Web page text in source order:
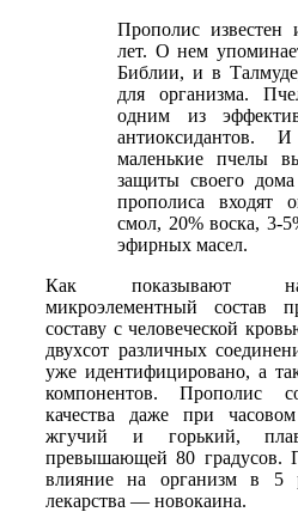
Прополис известен
лет. О нем
Библии, и в
для организма.
одним из
антиоксидантов.
маленькие пчелы
защиты своего
прополиса входят
смол, 20% воска, 3-
эфирных масел.
Как показывают
микроэлементный состав
составу с человеческой
двухсот различных
уже идентифицировано, а
компонентов. Прополис
качества даже при
жгучий и горький,
превышающей 80 градусов.
влияние на организм в 5
лекарства — новокаина.